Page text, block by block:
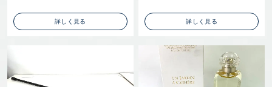
詳しく見る 詳しく見る